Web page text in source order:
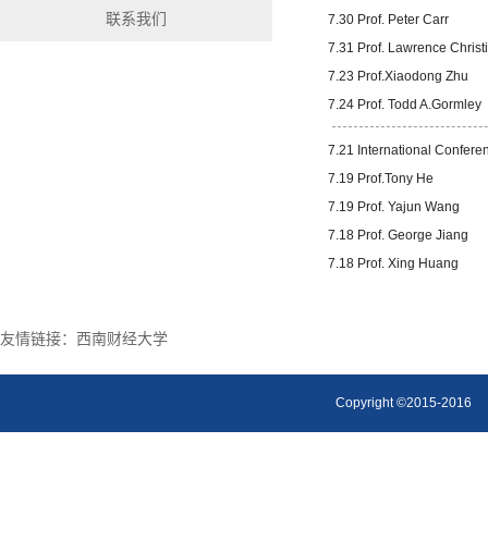
联系我们
7.30 Prof. Peter Carr
7.31 Prof. Lawrence
7.23 Prof.Xiaodong Zhu
7.24 Prof. Todd A.Gormley
7.21 International
7.19 Prof.Tony He
7.19 Prof. Yajun Wang
7.18 Prof. George Jiang
7.18 Prof. Xing Huang
友情链接： 西南财经大学
Copyright ©2015-2016